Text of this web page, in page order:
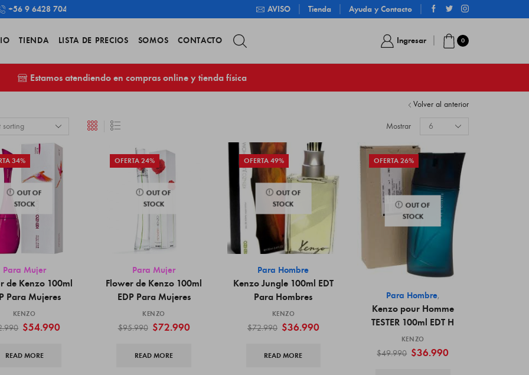
+56 9 6428 7043 AVISO Tienda Ayuda y Contacto
TIENDA LISTA DE PRECIOS SOMOS CONTACTO Ingresar 0
Estamos atendiendo en compras online y tienda física
Volver al anterior
Mostrar
34%
OUT OF
STOCK
Para Mujer
de Kenzo 100ml
Para Mujeres
KENZO
$54.990
READ MORE
OFERTA 24%
OUT OF
STOCK
Para Mujer
Flower de Kenzo 100ml
EDP Para Mujeres
KENZO
$95.990 $72.990
READ MORE
OFERTA 49%
OUT OF
STOCK
Para Hombre
Kenzo Jungle 100ml EDT
Para Hombres
KENZO
$72.990 $36.990
READ MORE
OFERTA 26%
OUT OF
STOCK
Para Hombre,
Kenzo pour Homme
TESTER 100ml EDT H
KENZO
$49.990 $36.990